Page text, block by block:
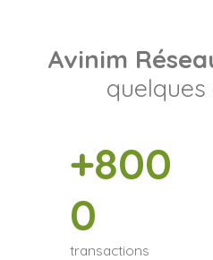
Avinim
+800
0
transactions